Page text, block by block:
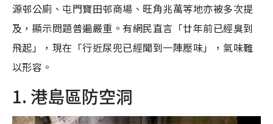
源邨公廁、屯門寶田邨商場、旺角兆萬等地亦被多次提
及，顯示問題普遍嚴重。有網民直言「廿年前已經臭到
飛起」，現在「行近尿兜已經聞到一陣壓味」，氣味難
以形容。
1. 港島區防空洞